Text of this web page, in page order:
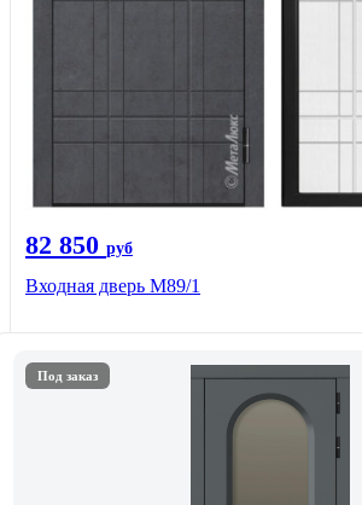
82 850 руб
Входная дверь M89/1
Под заказ